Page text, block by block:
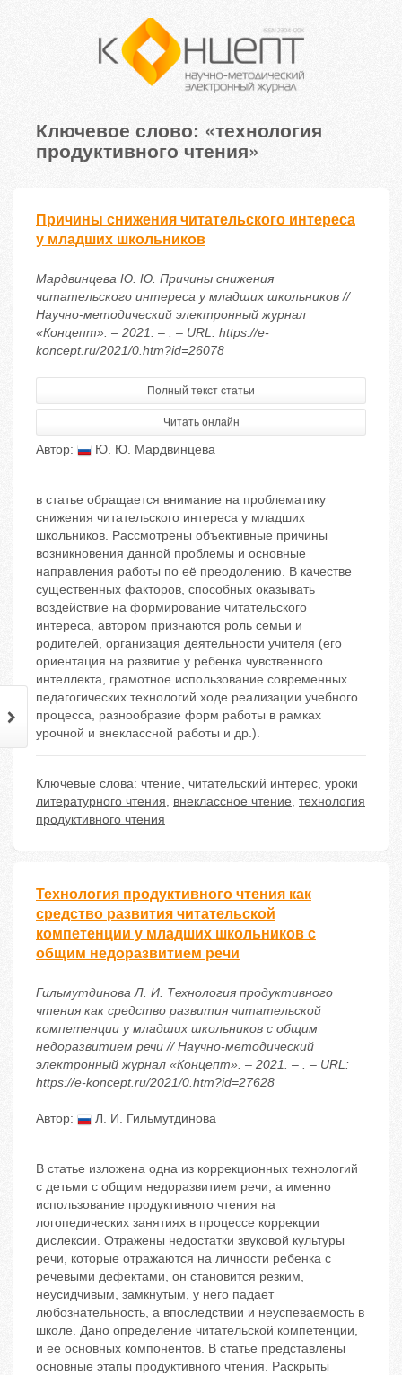
Ключевое слово: «технология
продуктивного чтения»
Причины снижения читательского интереса
у младших школьников
Мардвинцева Ю. Ю. Причины снижения
читательского интереса у младших школьников //
Научно-методический электронный журнал
«Концепт». – 2021. – . – URL: https://e-
koncept.ru/2021/0.htm?id=26078
Полный текст статьи
Читать онлайн
Автор: Ю. Ю. Мардвинцева
в статье обращается внимание на проблематику
снижения читательского интереса у младших
школьников. Рассмотрены объективные причины
возникновения данной проблемы и основные
направления работы по её преодолению. В качестве
существенных факторов, способных оказывать
воздействие на формирование читательского
интереса, автором признаются роль семьи и
родителей, организация деятельности учителя (его
ориентация на развитие у ребенка чувственного
интеллекта, грамотное использование современных
педагогических технологий ходе реализации учебного
процесса, разнообразие форм работы в рамках
урочной и внеклассной работы и др.).
Ключевые слова: чтение, читательский интерес, уроки
литературного чтения, внеклассное чтение, технология
продуктивного чтения
Технология продуктивного чтения как
средство развития читательской
компетенции у младших школьников с
общим недоразвитием речи
Гильмутдинова Л. И. Технология продуктивного
чтения как средство развития читательской
компетенции у младших школьников с общим
недоразвитием речи // Научно-методический
электронный журнал «Концепт». – 2021. – . – URL:
https://e-koncept.ru/2021/0.htm?id=27628
Автор: Л. И. Гильмутдинова
В статье изложена одна из коррекционных технологий
с детьми с общим недоразвитием речи, а именно
использование продуктивного чтения на
логопедических занятиях в процессе коррекции
дислексии. Отражены недостатки звуковой культуры
речи, которые отражаются на личности ребенка с
речевыми дефектами, он становится резким,
неусидчивым, замкнутым, у него падает
любознательность, а впоследствии и неуспеваемость в
школе. Дано определение читательской компетенции,
и ее основных компонентов. В статье представлены
основные этапы продуктивного чтения. Раскрыты